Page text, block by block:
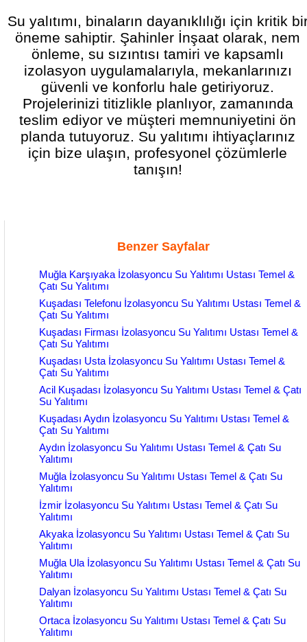
Su yalıtımı, binaların dayanıklılığı için kritik
öneme sahiptir. Şahinler İnşaat olarak, nem
önleme, su sızıntısı tamiri ve kapsamlı
izolasyon uygulamalarıyla, mekanlarınızı
güvenli ve konforlu hale getiriyoruz.
Projelerinizi titizlikle planlıyor, zamanında
teslim ediyor ve müşteri memnuniyetini ön
planda tutuyoruz. Su yalıtımı ihtiyaçlarınız
için bize ulaşın, profesyonel çözümlerle
tanışın!
Benzer Sayfalar
Muğla Karşıyaka İzolasyoncu Su Yalıtımı Ustası Temel &
Çatı Su Yalıtımı
Kuşadası Telefonu İzolasyoncu Su Yalıtımı Ustası Temel &
Çatı Su Yalıtımı
Kuşadası Firması İzolasyoncu Su Yalıtımı Ustası Temel &
Çatı Su Yalıtımı
Kuşadası Usta İzolasyoncu Su Yalıtımı Ustası Temel &
Çatı Su Yalıtımı
Acil Kuşadası İzolasyoncu Su Yalıtımı Ustası Temel & Çatı
Su Yalıtımı
Kuşadası Aydın İzolasyoncu Su Yalıtımı Ustası Temel &
Çatı Su Yalıtımı
Aydın İzolasyoncu Su Yalıtımı Ustası Temel & Çatı Su
Yalıtımı
Muğla İzolasyoncu Su Yalıtımı Ustası Temel & Çatı Su
Yalıtımı
İzmir İzolasyoncu Su Yalıtımı Ustası Temel & Çatı Su
Yalıtımı
Akyaka İzolasyoncu Su Yalıtımı Ustası Temel & Çatı Su
Yalıtımı
Muğla Ula İzolasyoncu Su Yalıtımı Ustası Temel & Çatı Su
Yalıtımı
Dalyan İzolasyoncu Su Yalıtımı Ustası Temel & Çatı Su
Yalıtımı
Ortaca İzolasyoncu Su Yalıtımı Ustası Temel & Çatı Su
Yalıtımı